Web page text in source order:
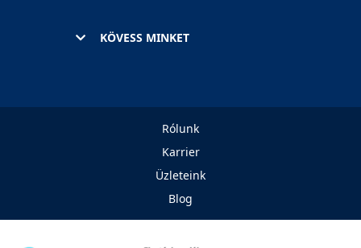
KÖVESS MINKET
Rólunk
Karrier
Üzleteink
Blog